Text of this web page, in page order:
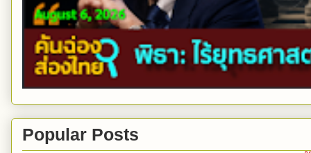
Popular Posts